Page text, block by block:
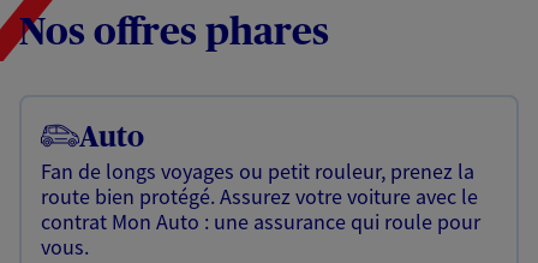
Nos offres phares
Auto
Fan de longs voyages ou petit rouleur, prenez la
route bien protégé. Assurez votre voiture avec le
contrat Mon Auto : une assurance qui roule pour
vous.